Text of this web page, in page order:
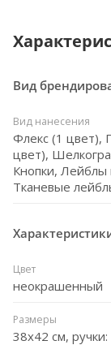
Вид
Вид нанесения
Флекс (1 цвет),
цвет),
Кнопки,
Тканевые
Цвет
неокрашенный
Размеры
38х42 см,